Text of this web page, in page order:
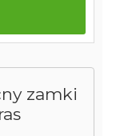
zamki